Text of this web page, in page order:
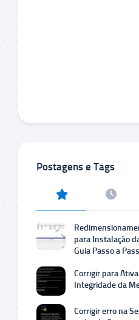
Postagens e Tags
para Instalação
Guia Passo a
Corrigir para
Integridade da
Corrigir erro na